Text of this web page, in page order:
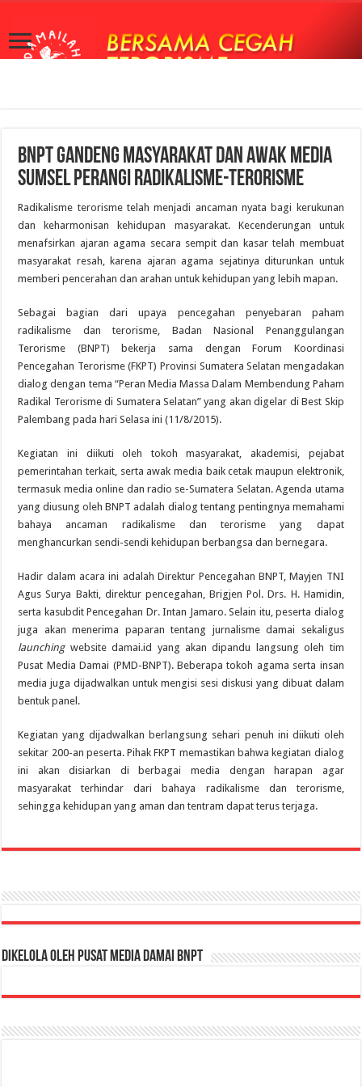
BNPT Gandeng Masyarakat dan Awak Media
Sumsel Perangi Radikalisme-Terorisme
Radikalisme terorisme telah menjadi ancaman nyata bagi kerukunan
dan keharmonisan kehidupan masyarakat. Kecenderungan untuk
menafsirkan ajaran agama secara sempit dan kasar telah membuat
masyarakat resah, karena ajaran agama sejatinya diturunkan untuk
memberi pencerahan dan arahan untuk kehidupan yang lebih mapan.
Sebagai bagian dari upaya pencegahan penyebaran paham
radikalisme dan terorisme, Badan Nasional Penanggulangan
Terorisme (BNPT) bekerja sama dengan Forum Koordinasi
Pencegahan Terorisme (FKPT) Provinsi Sumatera Selatan mengadakan
dialog dengan tema “Peran Media Massa Dalam Membendung Paham
Radikal Terorisme di Sumatera Selatan” yang akan digelar di Best Skip
Palembang pada hari Selasa ini (11/8/2015).
Kegiatan ini diikuti oleh tokoh masyarakat, akademisi, pejabat
pemerintahan terkait, serta awak media baik cetak maupun elektronik,
termasuk media online dan radio se-Sumatera Selatan. Agenda utama
yang diusung oleh BNPT adalah dialog tentang pentingnya memahami
bahaya ancaman radikalisme dan terorisme yang dapat
menghancurkan sendi-sendi kehidupan berbangsa dan bernegara.
Hadir dalam acara ini adalah Direktur Pencegahan BNPT, Mayjen TNI
Agus Surya Bakti, direktur pencegahan, Brigjen Pol. Drs. H. Hamidin,
serta kasubdit Pencegahan Dr. Intan Jamaro. Selain itu, peserta dialog
juga akan menerima paparan tentang jurnalisme damai sekaligus
launchingwebsite damai.id yang akan dipandu langsung oleh tim
Pusat Media Damai (PMD-BNPT). Beberapa tokoh agama serta insan
media juga dijadwalkan untuk mengisi sesi diskusi yang dibuat dalam
bentuk panel.
Kegiatan yang dijadwalkan berlangsung sehari penuh ini diikuti oleh
sekitar 200-an peserta. Pihak FKPT memastikan bahwa kegiatan dialog
ini akan disiarkan di berbagai media dengan harapan agar
masyarakat terhindar dari bahaya radikalisme dan terorisme,
sehingga kehidupan yang aman dan tentram dapat terus terjaga.
Dikelola oleh Pusat Media Damai BNPT